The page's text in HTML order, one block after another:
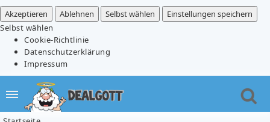
Akzeptieren
Ablehnen Selbst wählen
Einstellungen speichern
Selbst wählen
Cookie-Richtlinie
Datenschutzerklärung
Impressum